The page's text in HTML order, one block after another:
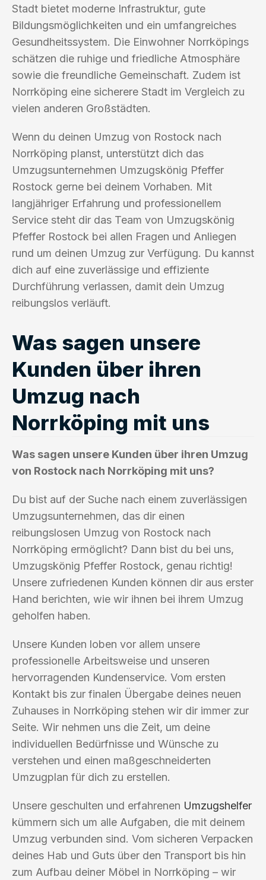
Stadt bietet moderne Infrastruktur, gute
Bildungsmöglichkeiten und ein umfangreiches
Gesundheitssystem. Die Einwohner Norrköpings
schätzen die ruhige und friedliche Atmosphäre
sowie die freundliche Gemeinschaft. Zudem ist
Norrköping eine sicherere Stadt im Vergleich zu
vielen anderen Großstädten.
Wenn du deinen Umzug von Rostock nach
Norrköping planst, unterstützt dich das
Umzugsunternehmen Umzugskönig Pfeffer
Rostock gerne bei deinem Vorhaben. Mit
langjähriger Erfahrung und professionellem
Service steht dir das Team von Umzugskönig
Pfeffer Rostock bei allen Fragen und Anliegen
rund um deinen Umzug zur Verfügung. Du kannst
dich auf eine zuverlässige und effiziente
Durchführung verlassen, damit dein Umzug
reibungslos verläuft.
Was sagen unsere
Kunden über ihren
Umzug nach
Norrköping mit uns
Was sagen unsere Kunden über ihren Umzug
von Rostock nach Norrköping mit uns?
Du bist auf der Suche nach einem zuverlässigen
Umzugsunternehmen, das dir einen
reibungslosen Umzug von Rostock nach
Norrköping ermöglicht? Dann bist du bei uns,
Umzugskönig Pfeffer Rostock, genau richtig!
Unsere zufriedenen Kunden können dir aus erster
Hand berichten, wie wir ihnen bei ihrem Umzug
geholfen haben.
Unsere Kunden loben vor allem unsere
professionelle Arbeitsweise und unseren
hervorragenden Kundenservice. Vom ersten
Kontakt bis zur finalen Übergabe deines neuen
Zuhauses in Norrköping stehen wir dir immer zur
Seite. Wir nehmen uns die Zeit, um deine
individuellen Bedürfnisse und Wünsche zu
verstehen und einen maßgeschneiderten
Umzugplan für dich zu erstellen.
Unsere geschulten und erfahrenen Umzugshelfer
kümmern sich um alle Aufgaben, die mit deinem
Umzug verbunden sind. Vom sicheren Verpacken
deines Hab und Guts über den Transport bis hin
zum Aufbau deiner Möbel in Norrköping – wir